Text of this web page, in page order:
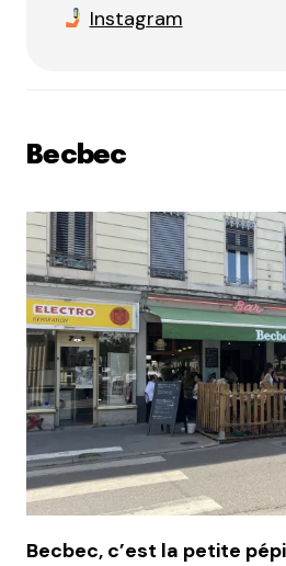
Instagram
Becbec
Becbec, c’est la petite